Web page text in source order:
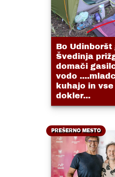
Bo Udinboršt
Švedinja
domači
vodo
kuhajo in
dokler...
PREŠERNO MESTO